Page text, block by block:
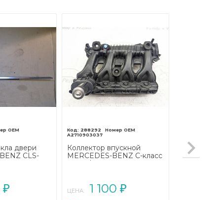
двери
CLS-
₽
288292
A2710903037
Коллектор впускной
MERCEDES-BENZ C-класс
W204/S204 (2006 - 2011)
ЦЕНА: 1 100 ₽